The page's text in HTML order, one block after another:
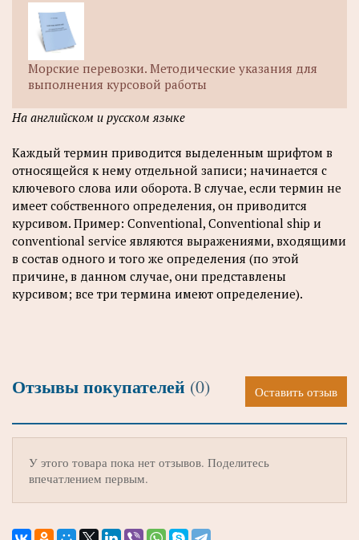
Морские перевозки. Методические указания для
выполнения курсовой работы
На английском и русском языке
Каждый термин приводится выделенным шрифтом в
относящейся к нему отдельной записи; начинается с
ключевого слова или оборота. В случае, если термин не
имеет собственного определения, он приводится
курсивом. Пример: Conventional, Conventional ship и
conventional service являются выражениями, входящими
в состав одного и того же определения (по этой
причине, в данном случае, они представлены
курсивом; все три термина имеют определение).
Отзывы покупателей (0) Оставить отзыв
У этого товара пока нет отзывов. Поделитесь
впечатлением первым.